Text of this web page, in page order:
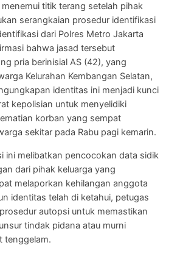
titik terang setelah pihak
serangkaian prosedur identifikasi
dari Polres Metro Jakarta
bahwa jasad tersebut
pria berinisial AS (42), yang
Kelurahan Kembangan Selatan,
identitas ini menjadi kunci
kepolisian untuk menyelidiki
korban yang sempat
sekitar pada Rabu pagi kemarin.
ini melibatkan pencocokan data sidik
dari pihak keluarga yang
melaporkan kehilangan anggota
identitas telah di ketahui, petugas
autopsi untuk memastikan
tindak pidana atau murni
tenggelam.